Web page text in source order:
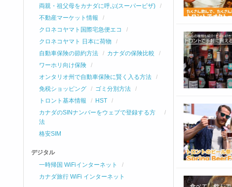
両親・祖父母をカナダに呼ぶ(スーパービザ)
不動産マーケット情報
クロネコヤマト国際宅急便エコ
クロネコヤマト 日本に荷物
自動車保険の節約方法
カナダの保険比較
ワーホリ向け保険
オンタリオ州で自動車保険に賢く入る方法
免税ショッピング
ゴミ分別方法
トロント基本情報
HST
カナダのSINナンバーをウェブで登録する方
法
格安SIM
デジタル
一時帰国 WiFiインターネット
カナダ旅行 WiFi インターネット